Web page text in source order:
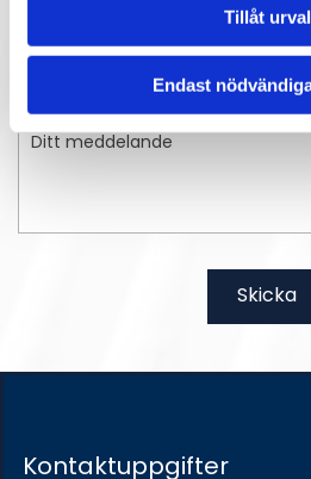
Tillåt urval
Endast
Kontaktuppgifter